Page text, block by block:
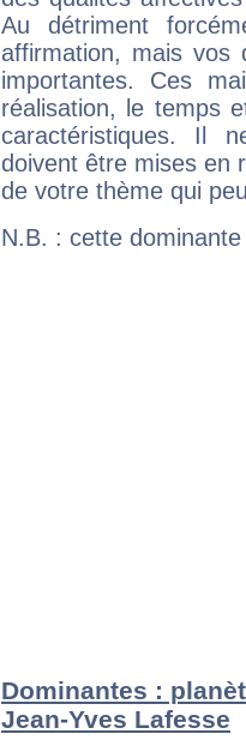
Au détriment
affirmation, mais
importantes. Ces
réalisation, le temps
caractéristiques. Il
doivent être mises en
de votre thème qui
N.B. : cette
Dominantes :
Jean-Yves Lafesse